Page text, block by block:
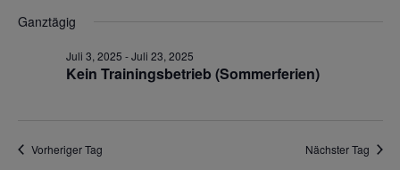
for
Juli
2025
wählen.
Ganztägig
Kein Trainingsbetrieb (Sommerferien)
Juli 3, 2025 -Juli 23, 2025
Vorheriger Tag Nächster Tag